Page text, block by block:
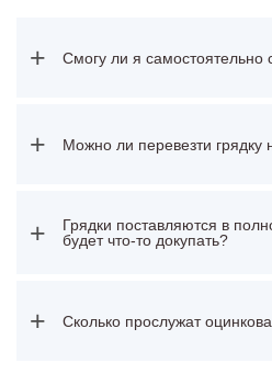
+ Смогу ли я самостоятельно
+ Можно ли перевезти грядку
+
Грядки поставляются в
будет что-то докупать?
+ Сколько прослужат